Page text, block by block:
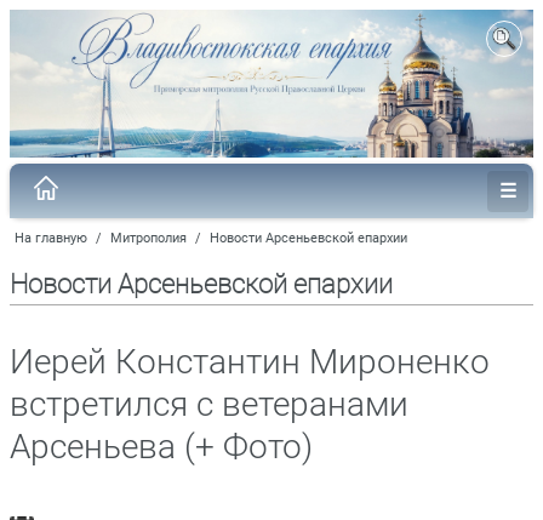
На главную / Митрополия / Новости Арсеньевской епархии
Новости Арсеньевской епархии
Иерей Константин Мироненко
встретился с ветеранами
Арсеньева (+ Фото)